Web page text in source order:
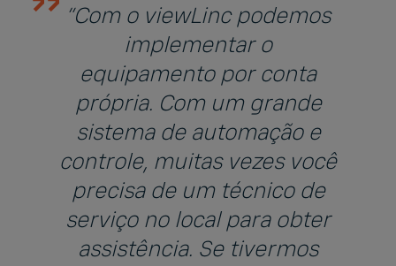
“Com o viewLinc podemos
implementar o
equipamento por conta
própria. Com um grande
sistema de automação e
controle, muitas vezes você
precisa de um técnico de
serviço no local para obter
assistência. Se tivermos